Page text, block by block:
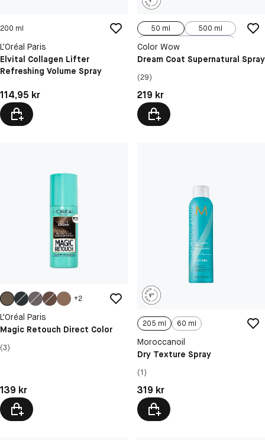
200 ml
L'Oréal Paris
Elvital Collagen Lifter
Refreshing Volume Spray
Pris: 114,95 kr
114,95 kr
50 ml
500 ml
Color Wow
Dream Coat Supernatural Spray
(29)
Pris: 219 kr
219 kr
+2
L'Oréal Paris
Magic Retouch Direct Color
(3)
Pris: 139 kr
139 kr
205 ml 60 ml
Moroccanoil
Dry Texture Spray
(1)
Pris: 319 kr
319 kr